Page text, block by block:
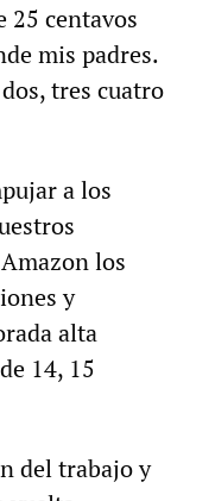
25 centavos
mis padres.
tres cuatro
a los
los
y
alta
14, 15
del trabajo y